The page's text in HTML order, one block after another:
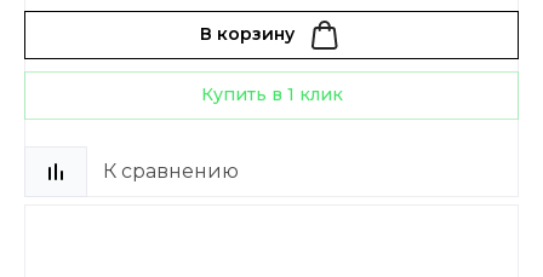
В корзину
Купить в 1 клик
К сравнению